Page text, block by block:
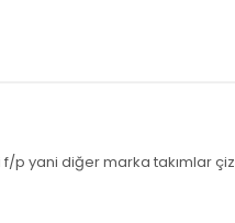
yani diğer marka takımlar